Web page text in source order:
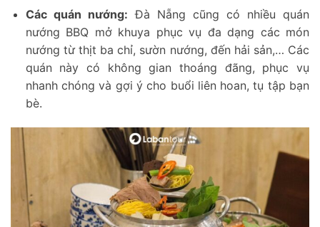
Các quán nướng: Đà Nẵng cũng có nhiều quán
nướng BBQ mở khuya phục vụ đa dạng các món
nướng từ thịt ba chỉ, sườn nướng, đến hải sản,… Các
quán này có không gian thoáng đãng, phục vụ
nhanh chóng và gợi ý cho buổi liên hoan, tụ tập bạn
bè.